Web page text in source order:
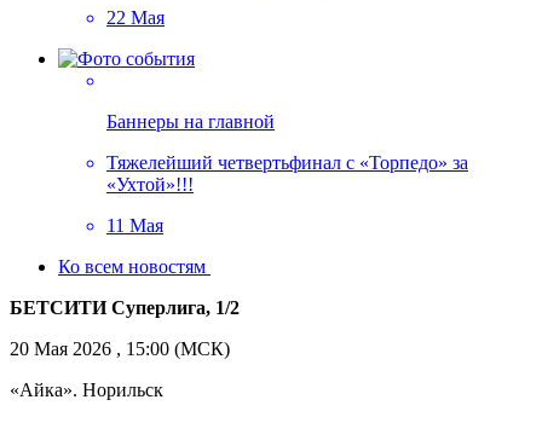
22 Мая
Баннеры на главной
Тяжелейший четвертьфинал с «Торпедо» за
«Ухтой»!!!
11 Мая
Ко всем новостям
БЕТСИТИ Суперлига, 1/2
20 Мая 2026 , 15:00 (МСК)
«Айка». Норильск